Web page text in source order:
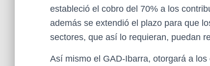
estableció el cobro del 70% a los
además se extendió el plazo para que
sectores, que así lo requieran, puedan
Así mismo el GAD-Ibarra, otorgará a